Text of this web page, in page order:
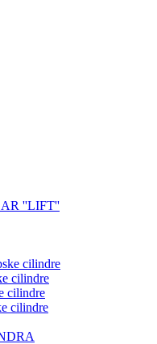
''LIFT''
cilindre
cilindre
cilindre
cilindre